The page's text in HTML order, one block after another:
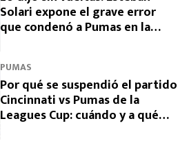
Solari expone el grave error
que condenó a Pumas en la
PUMAS
Por qué se suspendió el partido
Cincinnati vs Pumas de la
Leagues Cup: cuándo y a qué